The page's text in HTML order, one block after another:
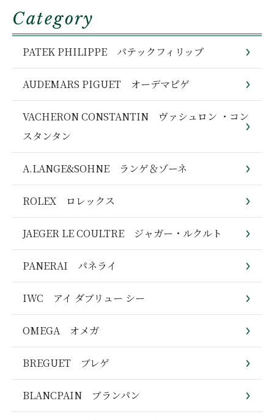
Category
PATEK PHILIPPE パテックフィリップ
AUDEMARS PIGUET オーデマピゲ
VACHERON CONSTANTIN ヴァシュロン ・コン
スタンタン
A.LANGE&SOHNE ランゲ＆ゾーネ
ROLEX ロレックス
JAEGER LE COULTRE ジャガー・ルクルト
PANERAI パネライ
IWC アイ ダブリュー シー
OMEGA オメガ
BREGUET ブレゲ
BLANCPAIN ブランパン